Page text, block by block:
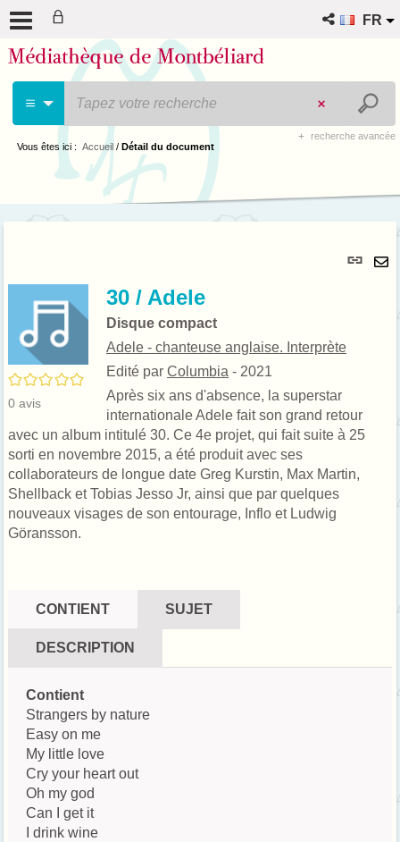
FR
recherche avancée
Vous êtes ici : Accueil / Détail du document
/5
0 avis
30 / Adele
Disque compact
Adele - chanteuse anglaise. Interprète
Edité par Columbia - 2021
Après six ans d'absence, la superstar
internationale Adele fait son grand retour
avec un album intitulé 30. Ce 4e projet, qui fait suite à 25
sorti en novembre 2015, a été produit avec ses
collaborateurs de longue date Greg Kurstin, Max Martin,
Shellback et Tobias Jesso Jr, ainsi que par quelques
nouveaux visages de son entourage, Inflo et Ludwig
Göransson.
CONTIENT SUJET
DESCRIPTION
Contient
Strangers by nature
Easy on me
My little love
Cry your heart out
Oh my god
Can I get it
I drink wine